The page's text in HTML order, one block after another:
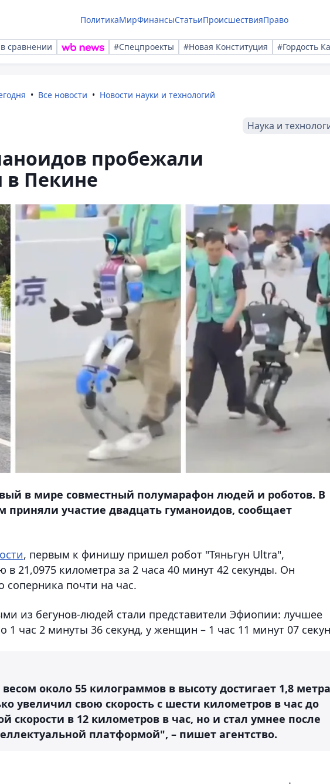
ПолитикаМирФинансыСтатьиПроисшествияПраво
сравнении #Спецпроекты #Новая Конституция #Гордость
Все новости Новости науки и технологий
Наука и
пробежали
в Пекине
в мире совместный полумарафон людей и роботов. В
приняли участие двадцать гуманоидов, сообщает
, первым к финишу пришел робот "Тяньгун Ultra",
21,0975 километра за 2 часа 40 минут 42 секунды. Он
соперника почти на час.
из бегунов-людей стали представители Эфиопии: лучшее
1 час 2 минуты 36 секунд, у женщин – 1 час 11 минут 07
около 55 килограммов в высоту достигает 1,8
увеличил свою скорость с шести километров в час до
скорости в 12 километров в час, но и стал умнее после
платформой", – пишет агентство.